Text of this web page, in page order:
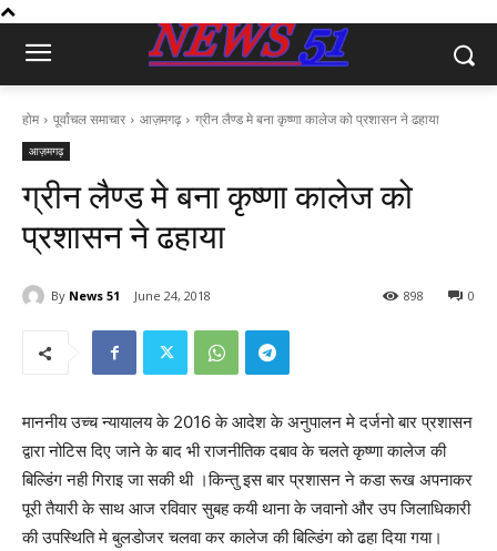
होम पूर्वांचल समाचार आज़मगढ़ ग्रीन लैण्ड मे बना कृष्णा कालेज को प्रशासन ने ढहाया
आज़मगढ़
ग्रीन लैण्ड मे बना कृष्णा कालेज को
प्रशासन ने ढहाया
By News 51 June 24, 2018 0
898
माननीय उच्च न्यायालय के 2016 के आदेश के अनुपालन मे दर्जनो बार प्रशासन
द्वारा नोटिस दिए जाने के बाद भी राजनीतिक दबाव के चलते कृष्णा कालेज की
बिल्डिंग नही गिराइ जा सकी थी ।किन्तु इस बार प्रशासन ने कडा रूख अपनाकर
पूरी तैयारी के साथ आज रविवार सुबह कयी थाना के जवानो और उप जिलाधिकारी
की उपस्थिति मे बुलडोजर चलवा कर कालेज की बिल्डिंग को ढहा दिया गया।